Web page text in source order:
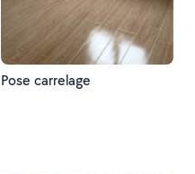
Pose carrelage